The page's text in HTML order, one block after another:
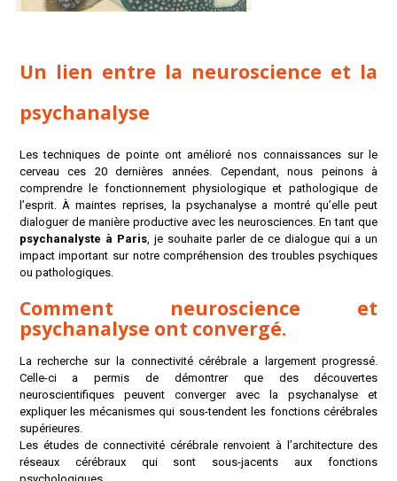
Un lien entre la neuroscience et la
psychanalyse
Les techniques de pointe ont amélioré nos connaissances sur le
cerveau ces 20 dernières années. Cependant, nous peinons à
comprendre le fonctionnement physiologique et pathologique de
l’esprit. À maintes reprises, la psychanalyse a montré qu’elle peut
dialoguer de manière productive avec les neurosciences. En tant que
psychanalyste à Paris, je souhaite parler de ce dialogue qui a un
impact important sur notre compréhension des troubles psychiques
ou pathologiques.
Comment neuroscience et
psychanalyse ont convergé.
La recherche sur la connectivité cérébrale a largement progressé.
Celle-ci a permis de démontrer que des découvertes
neuroscientifiques peuvent converger avec la psychanalyse et
expliquer les mécanismes qui sous-tendent les fonctions cérébrales
supérieures.
Les études de connectivité cérébrale renvoient à l’architecture des
réseaux cérébraux qui sont sous-jacents aux fonctions